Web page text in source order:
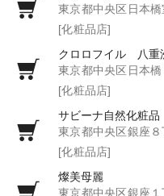
東京都中央区日本橋
[化粧品店]
クロロフイル 八重
東京都中央区日本橋
[化粧品店]
サビーナ自然化粧品
東京都中央区銀座８
[化粧品店]
燦美母麗
東京都中央区銀座１